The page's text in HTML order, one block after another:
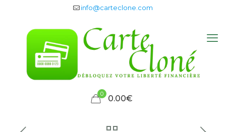
info@carteclone.com
0 0.00€